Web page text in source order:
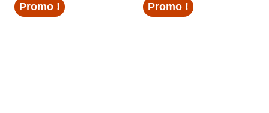
Promo ! Promo !